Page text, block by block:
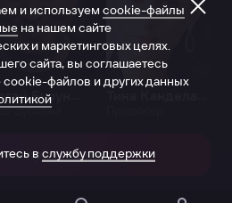
дубляжа
в приложении
и используем cookie-файлы
на нашем сайте
и маркетинговых целях.
сайта, вы соглашаетесь
cookie-файлов и других данных
в службу поддержки